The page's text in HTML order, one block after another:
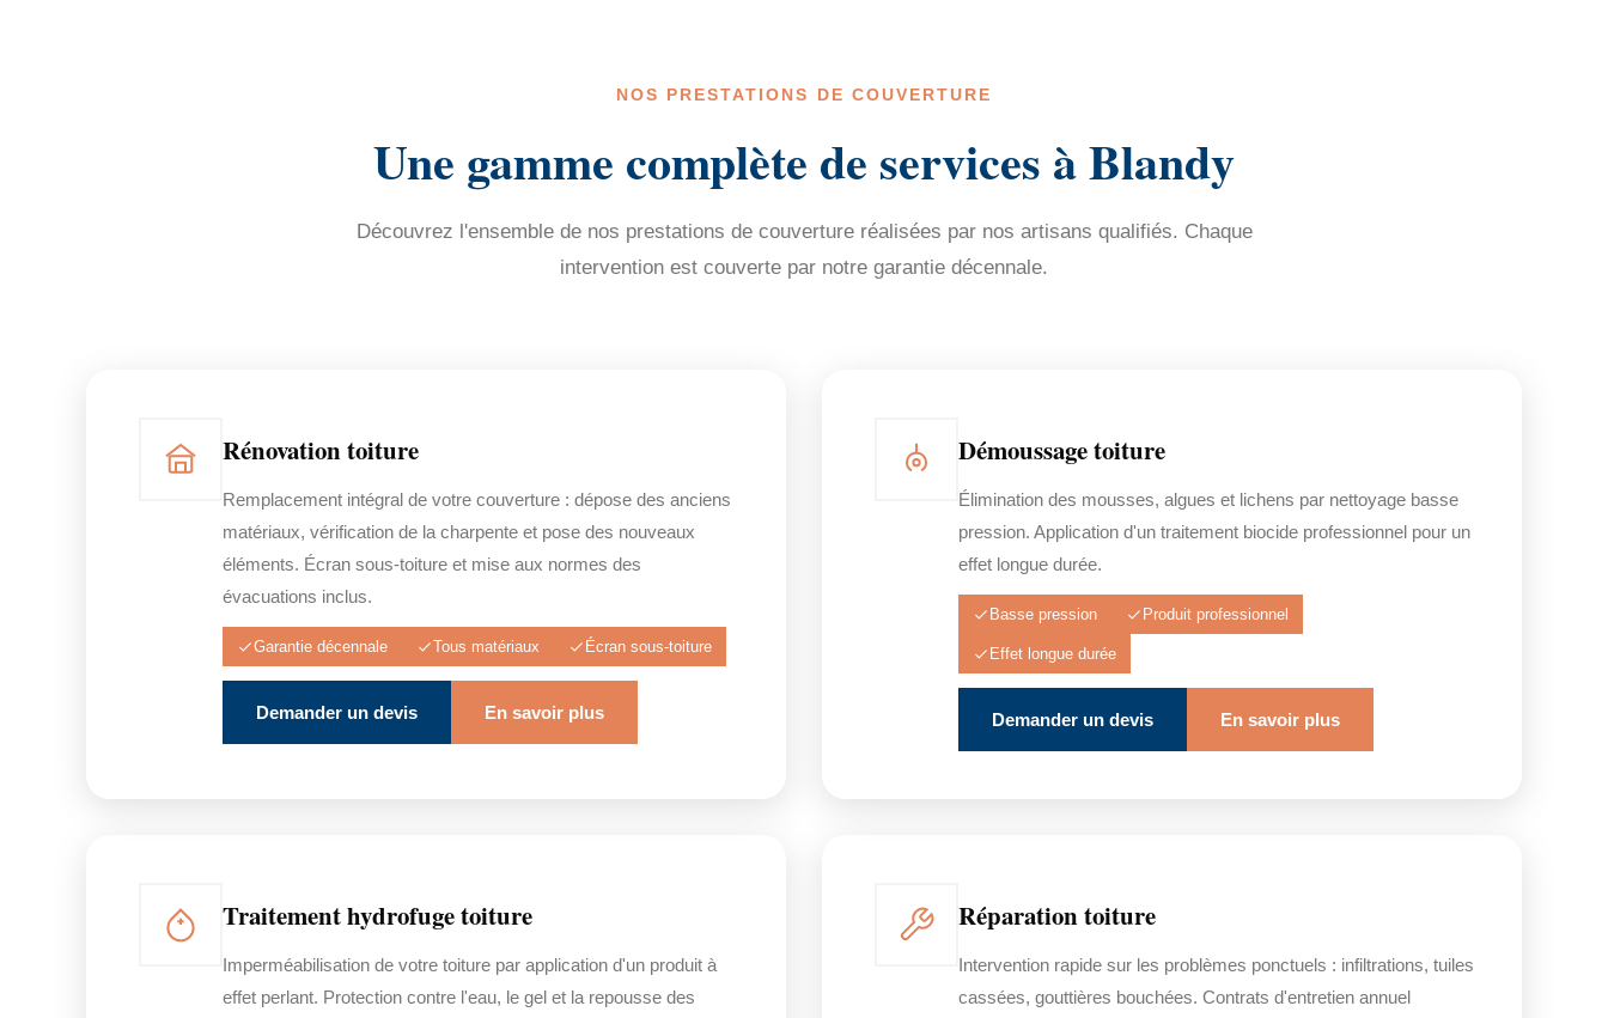
NOS PRESTATIONS DE COUVERTURE
Une gamme complète de services à Blandy
Découvrez l'ensemble de nos prestations de couverture réalisées par nos artisans qualifiés. Chaque
intervention est couverte par notre garantie décennale.
Rénovation toiture
Remplacement intégral de votre couverture : dépose des anciens
matériaux, vérification de la charpente et pose des nouveaux
éléments. Écran sous-toiture et mise aux normes des
évacuations inclus.
Garantie décennale Tous matériaux Écran sous-toiture
Demander un devis En savoir plus
Démoussage toiture
Élimination des mousses, algues et lichens par nettoyage basse
pression. Application d'un traitement biocide professionnel pour un
effet longue durée.
Basse pression Produit professionnel
Effet longue durée
Demander un devis En savoir plus
Traitement hydrofuge toiture
Imperméabilisation de votre toiture par application d'un produit à
effet perlant. Protection contre l'eau, le gel et la repousse des
Réparation toiture
Intervention rapide sur les problèmes ponctuels : infiltrations, tuiles
cassées, gouttières bouchées. Contrats d'entretien annuel